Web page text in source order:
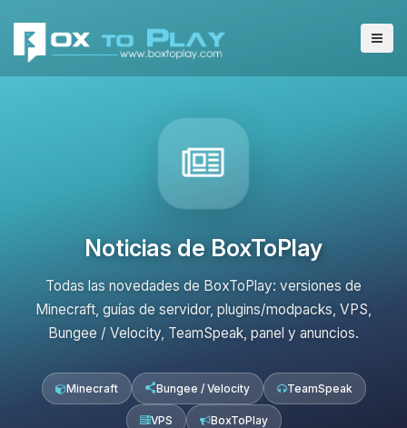
Noticias de BoxToPlay
Todas las novedades de BoxToPlay: versiones de
Minecraft, guías de servidor, plugins/modpacks, VPS,
Bungee / Velocity, TeamSpeak, panel y anuncios.
Minecraft Bungee / Velocity TeamSpeak
VPS BoxToPlay